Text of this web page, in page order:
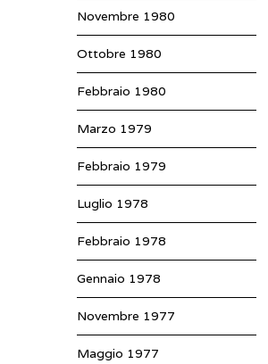
Novembre 1980
Ottobre 1980
Febbraio 1980
Marzo 1979
Febbraio 1979
Luglio 1978
Febbraio 1978
Gennaio 1978
Novembre 1977
Maggio 1977